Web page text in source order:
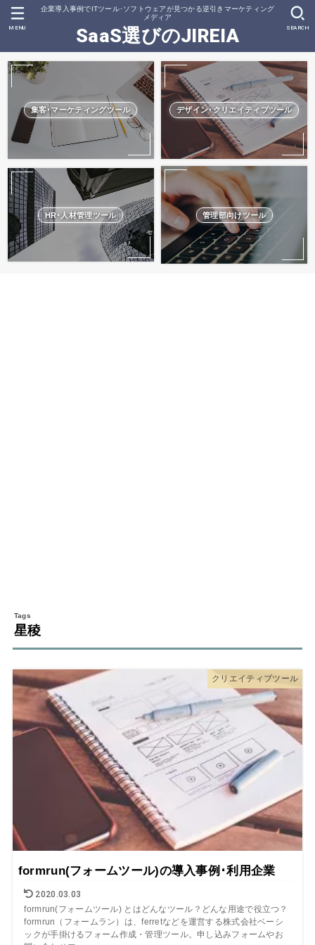
企業導入事例でITツール･ソフトウェアが見つかる逆引きマーケティング
メディア
SaaS選びのJIREIA SEARCH
MENU
集客･マーケティングツール デザイン･クリエイティブツール
HR･人材管理ツール 管理部向けツール
星稜
クリエイティブツール
formrun(フォームツール)の導入事例･利用企業
2020.03.03
formrun(フォームツール) とはどんなツール？どんな用途で役立つ？
formrun（フォームラン）は、ferretなどを運営する株式会社ベーシ
ックが手掛けるフォーム作成・管理ツール。申し込みフォームやお